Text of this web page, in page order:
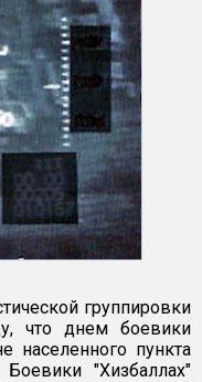
группировки
что днем боевики
населенного пункта
"Хизбаллах"